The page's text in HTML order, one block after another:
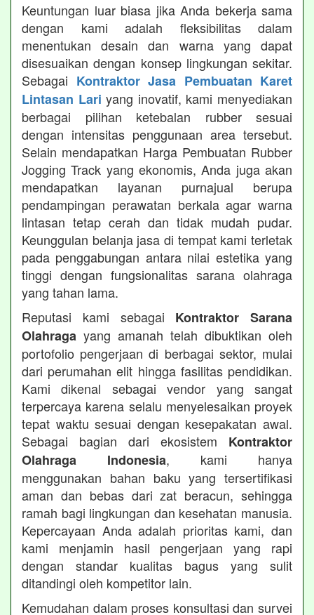
Keuntungan luar biasa jika Anda bekerja sama
dengan kami adalah fleksibilitas dalam
menentukan desain dan warna yang dapat
disesuaikan dengan konsep lingkungan sekitar.
Sebagai Kontraktor Jasa Pembuatan Karet
Lintasan Lari yang inovatif, kami menyediakan
berbagai pilihan ketebalan rubber sesuai
dengan intensitas penggunaan area tersebut.
Selain mendapatkan Harga Pembuatan Rubber
Jogging Track yang ekonomis, Anda juga akan
mendapatkan layanan purnajual berupa
pendampingan perawatan berkala agar warna
lintasan tetap cerah dan tidak mudah pudar.
Keunggulan belanja jasa di tempat kami terletak
pada penggabungan antara nilai estetika yang
tinggi dengan fungsionalitas sarana olahraga
yang tahan lama.
Reputasi kami sebagai Kontraktor Sarana
Olahraga yang amanah telah dibuktikan oleh
portofolio pengerjaan di berbagai sektor, mulai
dari perumahan elit hingga fasilitas pendidikan.
Kami dikenal sebagai vendor yang sangat
terpercaya karena selalu menyelesaikan proyek
tepat waktu sesuai dengan kesepakatan awal.
Sebagai bagian dari ekosistem Kontraktor
Olahraga Indonesia, kami hanya
menggunakan bahan baku yang tersertifikasi
aman dan bebas dari zat beracun, sehingga
ramah bagi lingkungan dan kesehatan manusia.
Kepercayaan Anda adalah prioritas kami, dan
kami menjamin hasil pengerjaan yang rapi
dengan standar kualitas bagus yang sulit
ditandingi oleh kompetitor lain.
Kemudahan dalam proses konsultasi dan survei